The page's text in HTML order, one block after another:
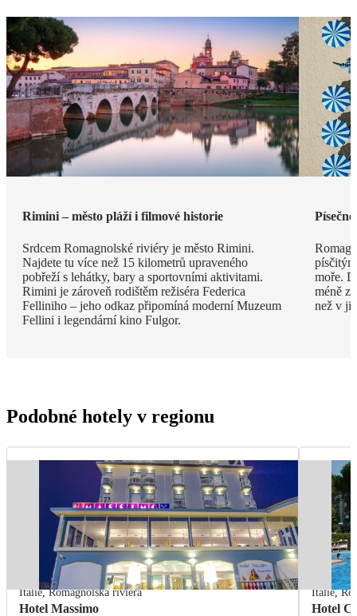
Rimini – město pláží i filmové historie
Srdcem Romagnolské riviéry je město Rimini.
Najdete tu více než 15 kilometrů upraveného
pobřeží s lehátky, bary a sportovními aktivitami.
Rimini je zároveň rodištěm režiséra Federica
Felliniho – jeho odkaz připomíná moderní Muzeum
Fellini i legendární kino Fulgor.
moře.
méně
než v
Podobné hotely v regionu
Itálie,Romagnolská riviéra
Hotel Massimo
Itálie,
Hotel